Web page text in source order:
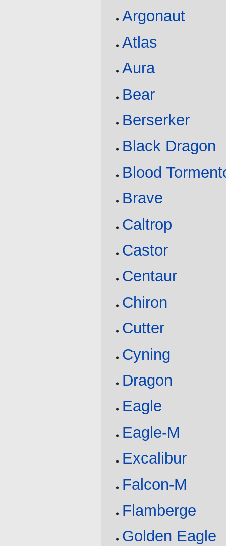
Argonaut
Atlas
Aura
Bear
Berserker
Black Dragon
Blood
Brave
Caltrop
Castor
Centaur
Chiron
Cutter
Cyning
Dragon
Eagle
Eagle-M
Excalibur
Falcon-M
Flamberge
Golden Eagle